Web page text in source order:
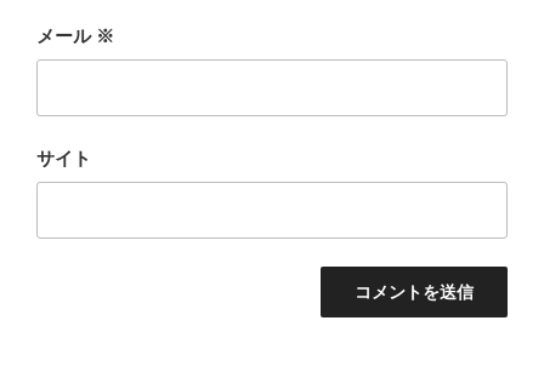
メール ※
サイト